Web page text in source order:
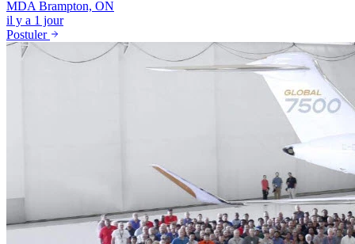
MDA Brampton, ON
il y a 1 jour
Postuler